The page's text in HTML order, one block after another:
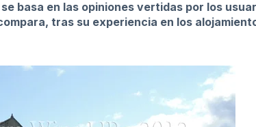
basa en las opiniones vertidas por los
tras su experiencia en los